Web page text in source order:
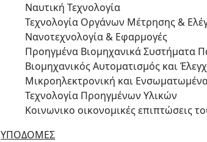
Ναυτική Τεχνολογία
Τεχνολογία Οργάνων Μέτρησης &
Νανοτεχνολογία & Εφαρμογές
Προηγμένα Βιομηχανικά Συστήματα
Βιομηχανικός Αυτοματισμός και
Μικροηλεκτρονική και
Τεχνολογία Προηγμένων Υλικών
Κοινωνικο οικονομικές επιπτώσεις
ΥΠΟΔΟΜΕΣ